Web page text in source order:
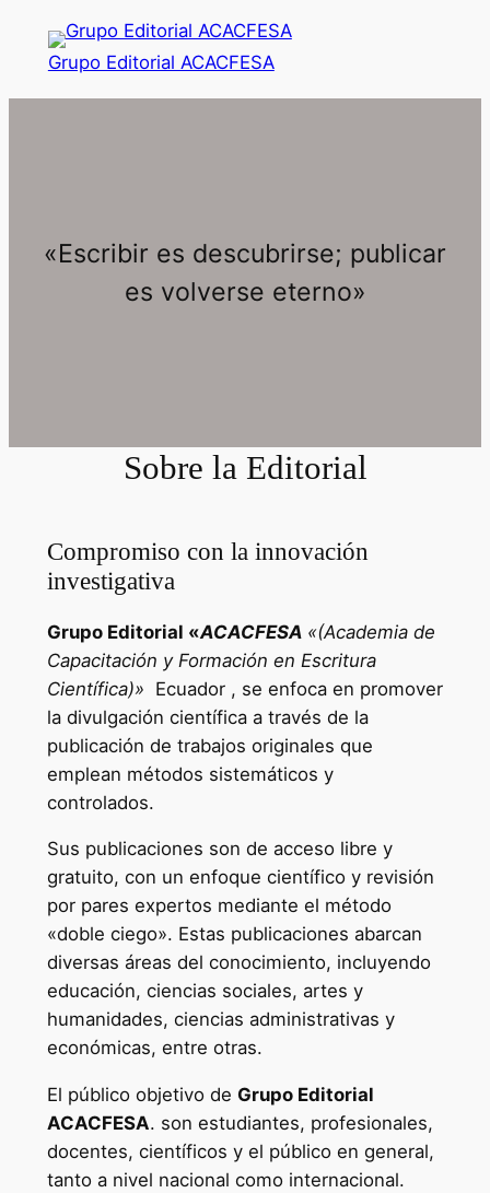
contenido
Grupo Editorial ACACFESA
«Escribir es descubrirse; publicar
es volverse eterno»
Sobre la Editorial
Compromiso con la innovación
investigativa
Grupo Editorial «ACACFESA «(Academia de
Capacitación y Formación en Escritura
Científica)» Ecuador , se enfoca en promover
la divulgación científica a través de la
publicación de trabajos originales que
emplean métodos sistemáticos y
controlados.
Sus publicaciones son de acceso libre y
gratuito, con un enfoque científico y revisión
por pares expertos mediante el método
«doble ciego». Estas publicaciones abarcan
diversas áreas del conocimiento, incluyendo
educación, ciencias sociales, artes y
humanidades, ciencias administrativas y
económicas, entre otras.
El público objetivo de Grupo Editorial
ACACFESA. son estudiantes, profesionales,
docentes, científicos y el público en general,
tanto a nivel nacional como internacional.